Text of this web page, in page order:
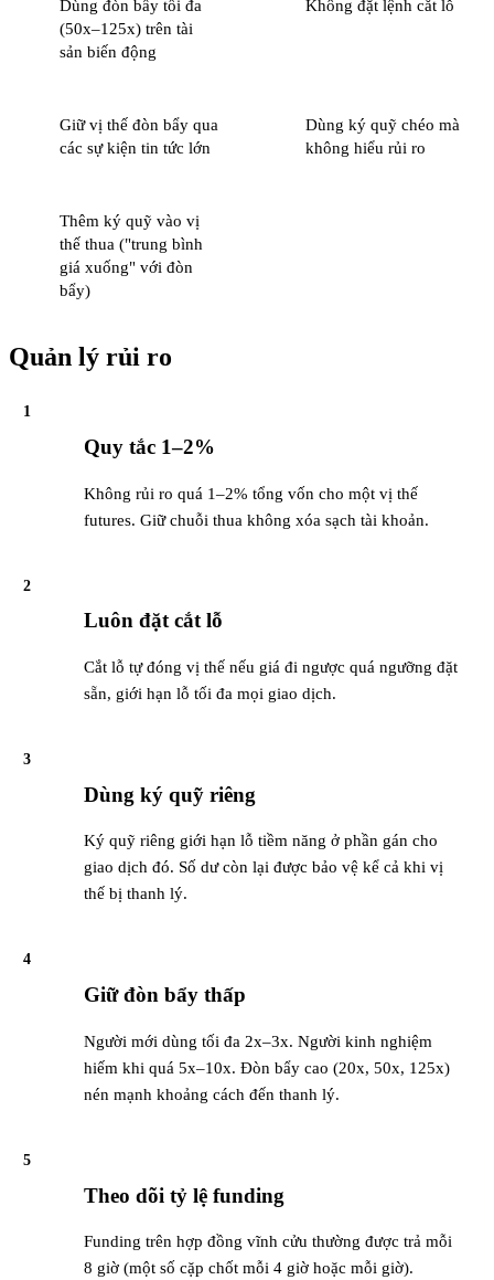
Dùng đòn bẩy tối đa
(50x–125x) trên tài
sản biến động
Không đặt lệnh cắt lỗ
Giữ vị thế đòn bẩy qua
các sự kiện tin tức lớn
Dùng ký quỹ chéo mà
không hiểu rủi ro
Thêm ký quỹ vào vị
thế thua ("trung bình
giá xuống" với đòn
bẩy)
Quản lý rủi ro
1
Quy tắc 1–2%
Không rủi ro quá 1–2% tổng vốn cho một vị thế
futures. Giữ chuỗi thua không xóa sạch tài khoản.
2
Luôn đặt cắt lỗ
Cắt lỗ tự đóng vị thế nếu giá đi ngược quá ngưỡng đặt
sẵn, giới hạn lỗ tối đa mọi giao dịch.
3
Dùng ký quỹ riêng
Ký quỹ riêng giới hạn lỗ tiềm năng ở phần gán cho
giao dịch đó. Số dư còn lại được bảo vệ kể cả khi vị
thế bị thanh lý.
4
Giữ đòn bẩy thấp
Người mới dùng tối đa 2x–3x. Người kinh nghiệm
hiếm khi quá 5x–10x. Đòn bẩy cao (20x, 50x, 125x)
nén mạnh khoảng cách đến thanh lý.
5
Theo dõi tỷ lệ funding
Funding trên hợp đồng vĩnh cửu thường được trả mỗi
8 giờ (một số cặp chốt mỗi 4 giờ hoặc mỗi giờ).